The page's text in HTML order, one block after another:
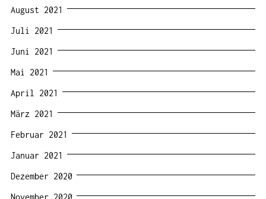
August 2021
Juli 2021
Juni 2021
Mai 2021
April 2021
März 2021
Februar 2021
Januar 2021
Dezember 2020
November 2020